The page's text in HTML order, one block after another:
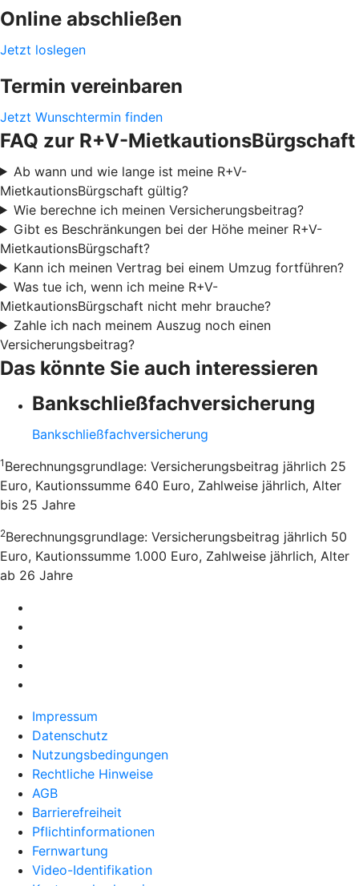
Online abschließen
Jetzt loslegen
Termin vereinbaren
Jetzt Wunschtermin finden
FAQ zur R+V-MietkautionsBürgschaft
Ab wann und wie lange ist meine R+V-
MietkautionsBürgschaft gültig?
Wie berechne ich meinen Versicherungsbeitrag?
Gibt es Beschränkungen bei der Höhe meiner R+V-
MietkautionsBürgschaft?
Kann ich meinen Vertrag bei einem Umzug fortführen?
Was tue ich, wenn ich meine R+V-
MietkautionsBürgschaft nicht mehr brauche?
Zahle ich nach meinem Auszug noch einen
Versicherungsbeitrag?
Das könnte Sie auch interessieren
Bankschließfachversicherung
Bankschließfachversicherung
1 Berechnungsgrundlage: Versicherungsbeitrag jährlich 25
Euro, Kautionssumme 640 Euro, Zahlweise jährlich, Alter
bis 25 Jahre
2Berechnungsgrundlage: Versicherungsbeitrag jährlich 50
Euro, Kautionssumme 1.000 Euro, Zahlweise jährlich, Alter
ab 26 Jahre
Impressum
Datenschutz
Nutzungsbedingungen
Rechtliche Hinweise
AGB
Barrierefreiheit
Pflichtinformationen
Fernwartung
Video-Identifikation